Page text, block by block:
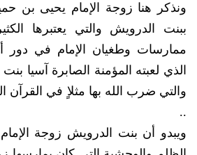
ونذكر هنا زوجة الإمام يحيى بن
ببنت الدرويش والتي يعتبرها
ممارسات وطغيان الإمام في دور
الذي لعبته المؤمنة الصابرة آسيا
والتي ضرب الله بها مثلاٍ في القرآن
..
ويبدو أن بنت الدرويش زوجة